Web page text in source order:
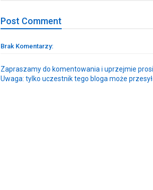
Post Comment
Brak Komentarzy:
Zapraszamy do komentowania i uprzejmie
Uwaga: tylko uczestnik tego bloga może